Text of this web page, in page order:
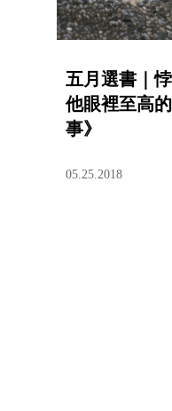
五月選書｜
他眼裡至高
事》
05.25.2018